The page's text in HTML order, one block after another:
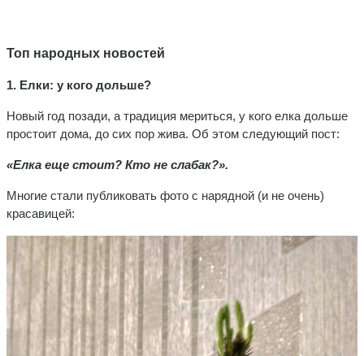
Топ народных новостей
1. Елки: у кого дольше?
Новый год позади, а традиция мериться, у кого елка дольше
простоит дома, до сих пор жива. Об этом следующий пост:
«Елка еще стоит? Кто не слабак?».
Многие стали публиковать фото с нарядной (и не очень)
красавицей: